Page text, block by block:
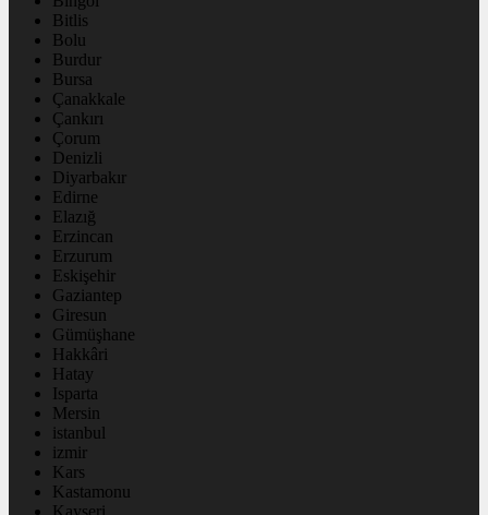
Bitlis
Bolu
Burdur
Bursa
Çanakkale
Çankırı
Çorum
Denizli
Diyarbakır
Edirne
Elazığ
Erzincan
Erzurum
Eskişehir
Gaziantep
Giresun
Gümüşhane
Hakkâri
Hatay
Isparta
Mersin
istanbul
izmir
Kars
Kastamonu
Kayseri